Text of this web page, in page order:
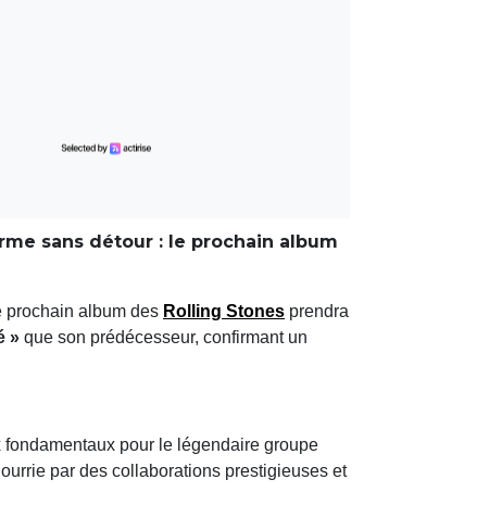
sans détour : le prochain album
prochain album des Rolling Stones prendra
» que son prédécesseur, confirmant un
pour le légendaire groupe
par des collaborations prestigieuses et